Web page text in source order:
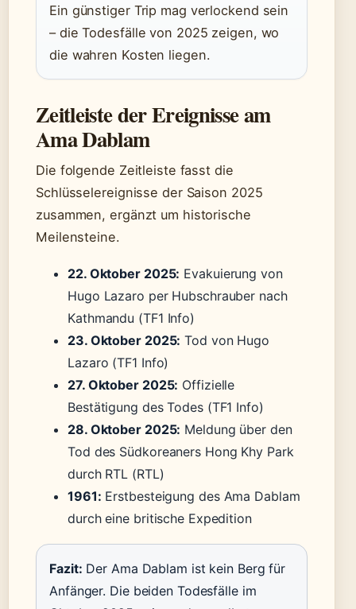
Ein günstiger Trip mag verlockend sein
– die Todesfälle von 2025 zeigen, wo
die wahren Kosten liegen.
Zeitleiste der Ereignisse am
Ama Dablam
Die folgende Zeitleiste fasst die
Schlüsselereignisse der Saison 2025
zusammen, ergänzt um historische
Meilensteine.
22. Oktober 2025: Evakuierung von
Hugo Lazaro per Hubschrauber nach
Kathmandu (TF1 Info)
23. Oktober 2025: Tod von Hugo
Lazaro (TF1 Info)
27. Oktober 2025: Offizielle
Bestätigung des Todes (TF1 Info)
28. Oktober 2025: Meldung über den
Tod des Südkoreaners Hong Khy Park
durch RTL (RTL)
1961: Erstbesteigung des Ama Dablam
durch eine britische Expedition
Fazit: Der Ama Dablam ist kein Berg für
Anfänger. Die beiden Todesfälle im